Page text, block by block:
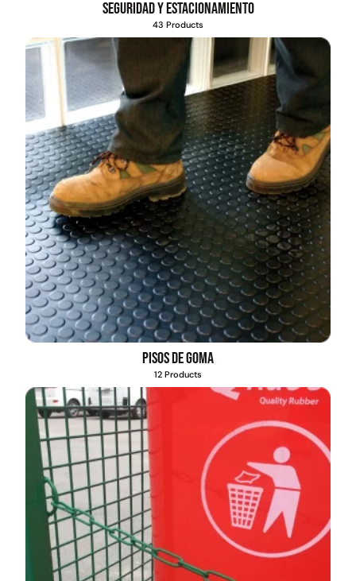
Seguridad y estacionamiento
43 Products
Pisos de goma
12 Products